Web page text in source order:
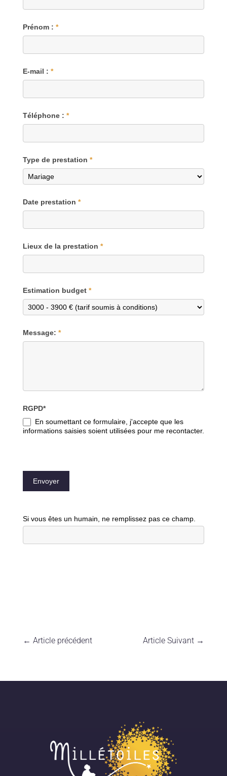
Prénom : *
E-mail : *
Téléphone : *
Type de prestation *
Date prestation *
Lieux de la prestation *
Estimation budget *
Message: *
RGPD*
En soumettant ce formulaire, j'accepte que les
informations saisies soient utilisées pour me recontacter.
Envoyer
Si vous êtes un humain, ne remplissez pas ce champ.
← Article précédent Article Suivant →